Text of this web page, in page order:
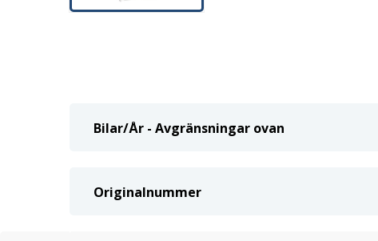
Bilar/År - Avgränsningar ovan
Originalnummer